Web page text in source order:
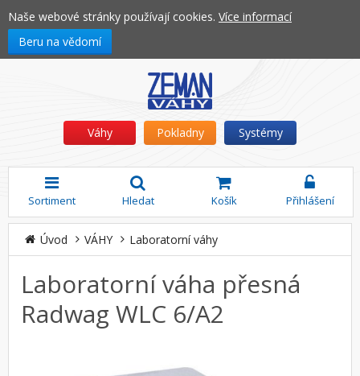
Naše webové stránky používají cookies. Více informací
Beru na vědomí
Váhy Pokladny Systémy
Sortiment Hledat Košík Přihlášení
Úvod VÁHY Laboratorní váhy
Laboratorní váha přesná
Radwag WLC 6/A2